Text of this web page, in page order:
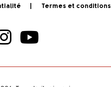
Termes et conditions